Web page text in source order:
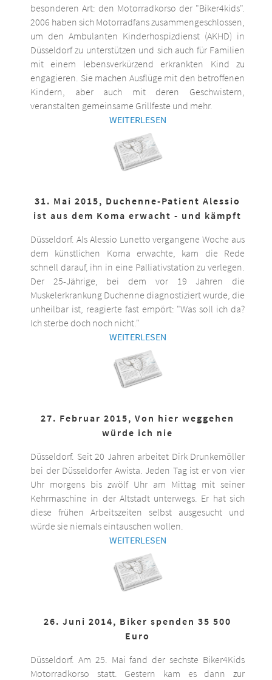
besonderen Art: den Motorradkorso der "Biker4kids".
2006 haben sich Motorradfans zusammengeschlossen,
um den Ambulanten Kinderhospizdienst (AKHD) in
Düsseldorf zu unterstützen und sich auch für Familien
mit einem lebensverkürzend erkrankten Kind zu
engagieren. Sie machen Ausflüge mit den betroffenen
Kindern, aber auch mit deren Geschwistern,
veranstalten gemeinsame Grillfeste und mehr.
WEITERLESEN
31. Mai 2015, Duchenne-Patient Alessio
ist aus dem Koma erwacht - und kämpft
Düsseldorf. Als Alessio Lunetto vergangene Woche aus
dem künstlichen Koma erwachte, kam die Rede
schnell darauf, ihn in eine Palliativstation zu verlegen.
Der 25-Jährige, bei dem vor 19 Jahren die
Muskelerkrankung Duchenne diagnostiziert wurde, die
unheilbar ist, reagierte fast empört: "Was soll ich da?
Ich sterbe doch noch nicht."
WEITERLESEN
27. Februar 2015, Von hier weggehen
würde ich nie
Düsseldorf. Seit 20 Jahren arbeitet Dirk Drunkemöller
bei der Düsseldorfer Awista. Jeden Tag ist er von vier
Uhr morgens bis zwölf Uhr am Mittag mit seiner
Kehrmaschine in der Altstadt unterwegs. Er hat sich
diese frühen Arbeitszeiten selbst ausgesucht und
würde sie niemals eintauschen wollen.
WEITERLESEN
26. Juni 2014, Biker spenden 35 500
Euro
Düsseldorf. Am 25. Mai fand der sechste Biker4Kids
Motorradkorso statt. Gestern kam es dann zur